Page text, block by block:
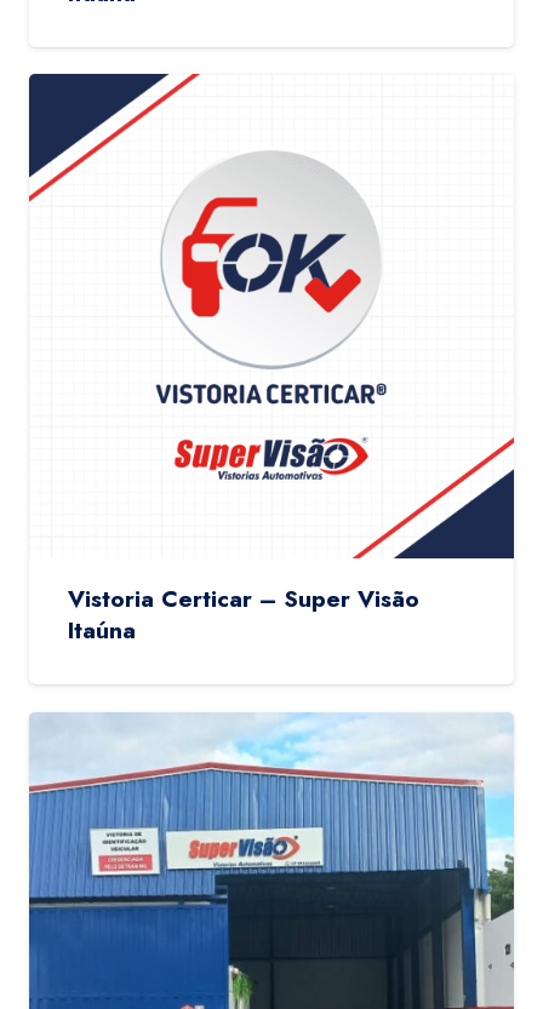
Vistoria Certicar – Super Visão
Itaúna